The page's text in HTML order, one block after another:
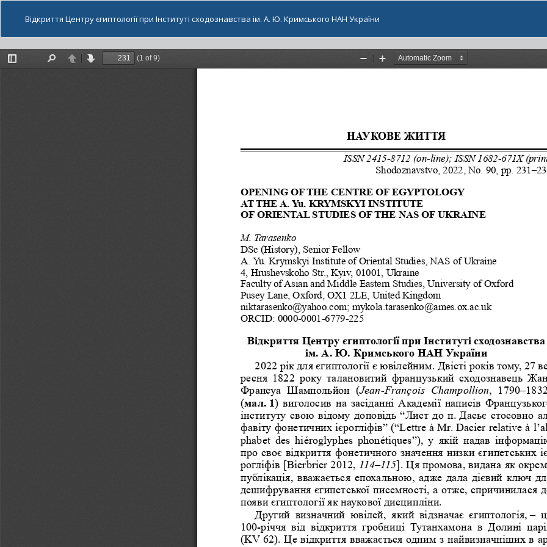
Відкриття Центру єгиптології при Інституті сходознавства ім. А. Ю. Кримського НАН України